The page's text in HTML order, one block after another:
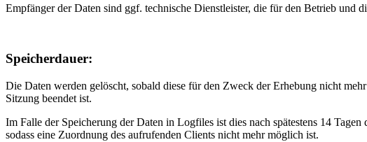
Empfänger der Daten sind ggf. technische Dienstleister, die für den Betrieb und
Speicherdauer:
Die Daten werden gelöscht, sobald diese für den Zweck der Erhebung nicht
Sitzung beendet ist.
Im Falle der Speicherung der Daten in Logfiles ist dies nach spätestens 14
sodass eine Zuordnung des aufrufenden Clients nicht mehr möglich ist.